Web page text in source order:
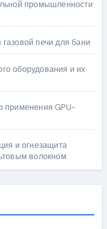
промышленности
печи для бани
оборудования и их
применения GPU-
и огнезащита
волокном